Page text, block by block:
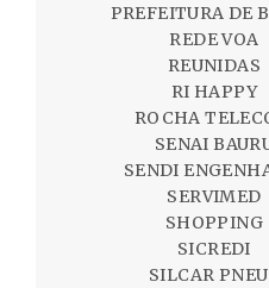
PREFEITURA DE
REDE VOA
REUNIDAS
RI HAPPY
ROCHA
SENAI
SENDI
SERVIMED
SHOPPING
SICREDI
SILCAR